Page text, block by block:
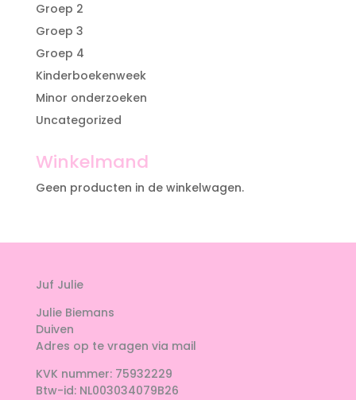
Groep 2
Groep 3
Groep 4
Kinderboekenweek
Minor onderzoeken
Uncategorized
Winkelmand
Geen producten in de winkelwagen.
Juf Julie
Julie Biemans
Duiven
Adres op te vragen via mail
KVK nummer: 75932229
Btw-id: NL003034079B26